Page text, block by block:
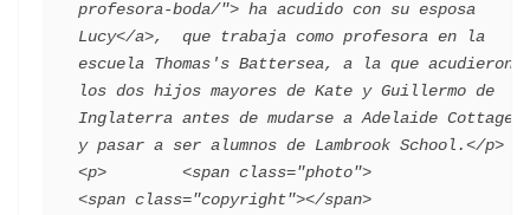
profesora-boda/"> ha acudido con su esposa
Lucy</a>,  que trabaja como profesora en la
escuela Thomas's Battersea, a la que acudieron
los dos hijos mayores de Kate y Guillermo de
Inglaterra antes de mudarse a Adelaide Cottage
y pasar a ser alumnos de Lambrook School.</p>
<p>        <span class="photo">
<span class="copyright"></span>